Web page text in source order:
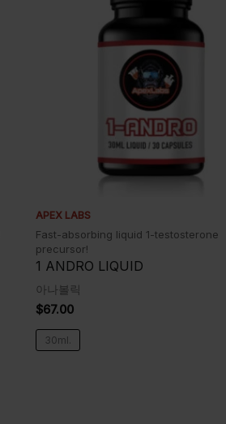
APEX LABS
Fast-absorbing liquid 1-testosterone
precursor!
1 ANDRO LIQUID
아나볼릭
$67.00
30ml.